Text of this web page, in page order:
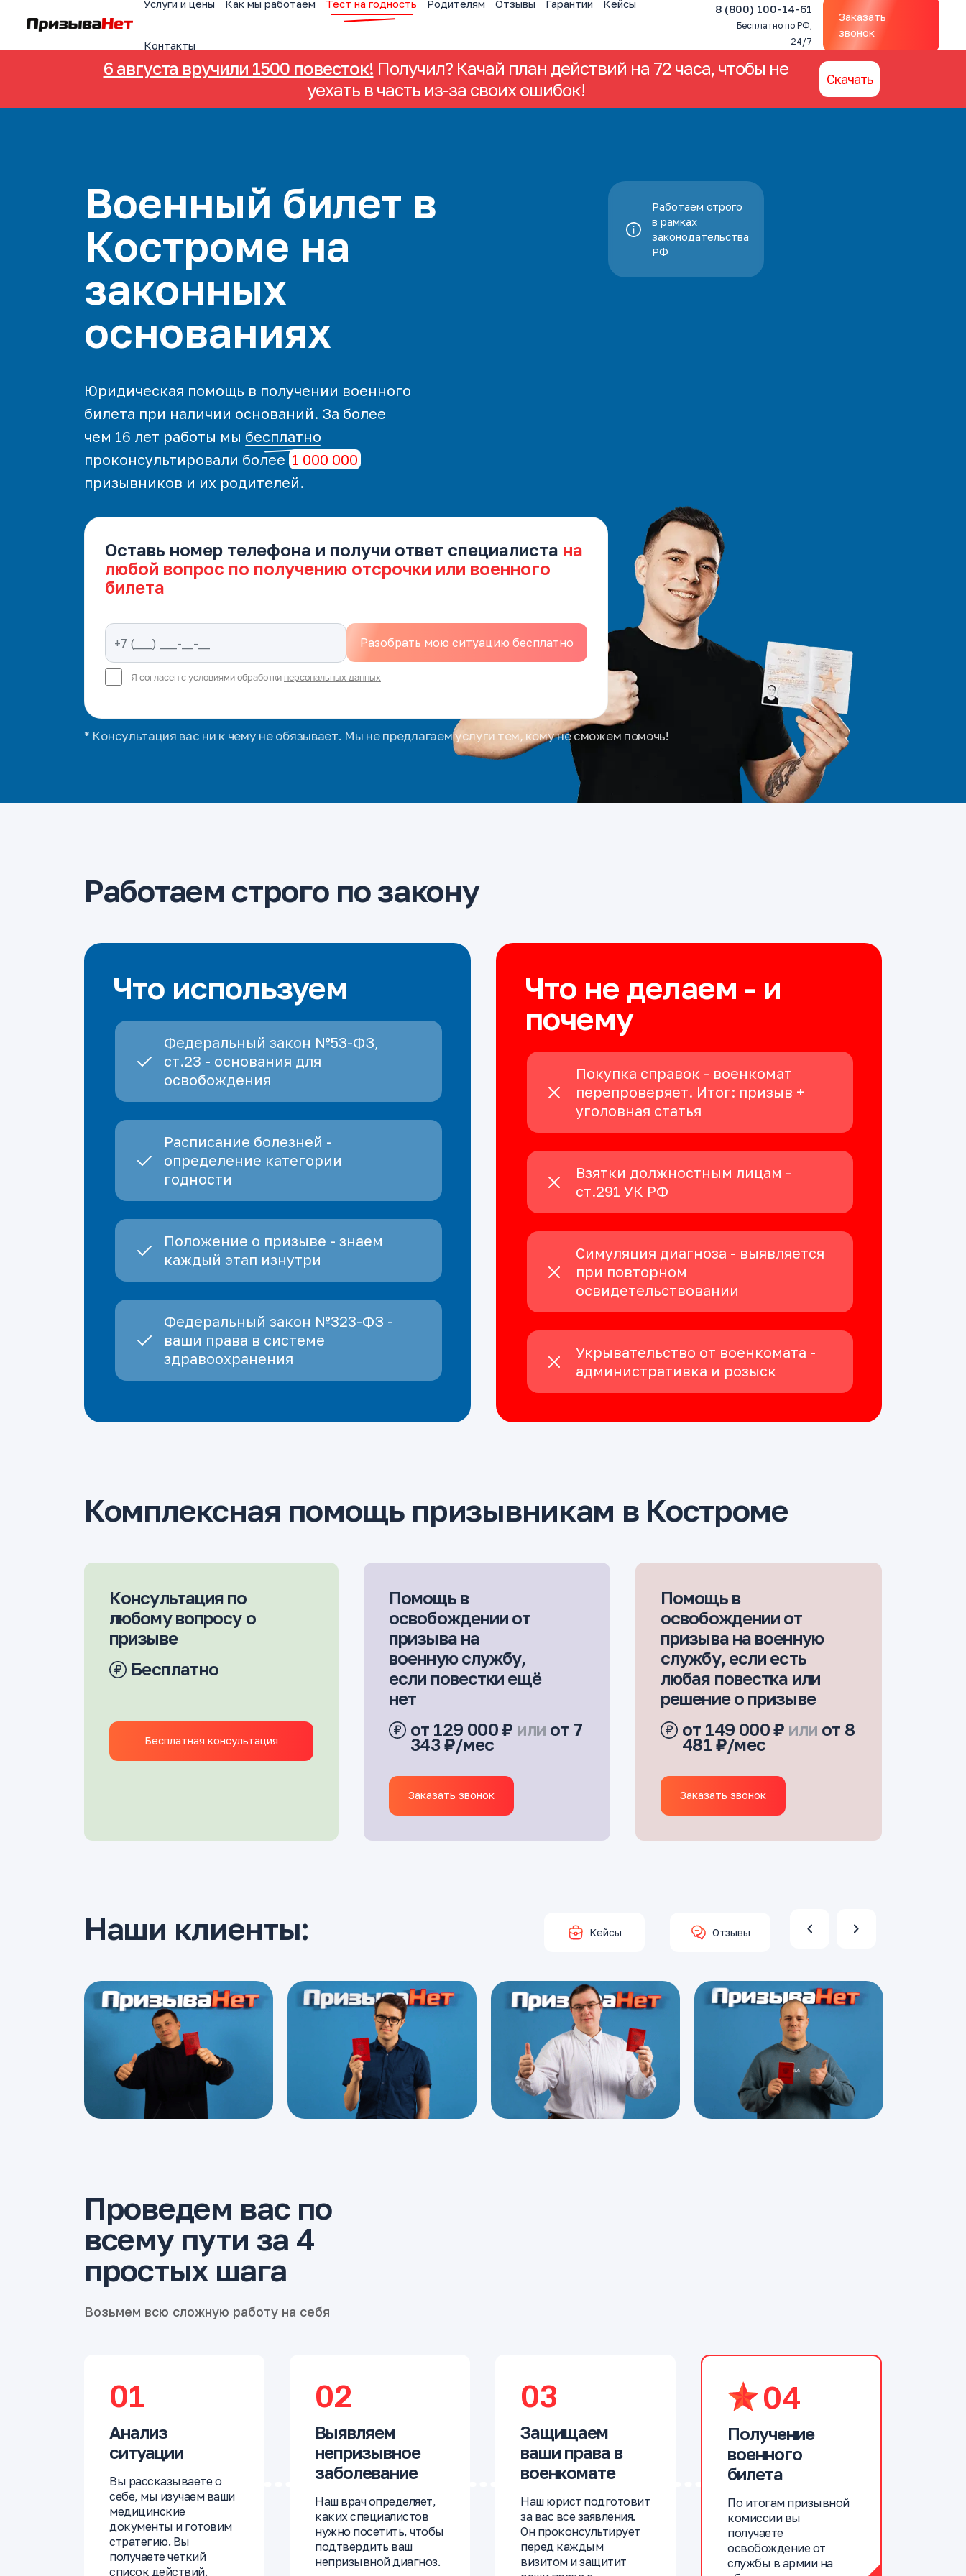
Услуги и цены Как мы работаем Тест на годность Родителям Отзывы Гарантии Кейсы
Контакты
8 (800) 100-14-61
Бесплатно по РФ,
24/7
Заказать
звонок
6 августа вручили 1500 повесток! Получил? Качай план действий на 72 часа, чтобы не
уехать в часть из-за своих ошибок!
Скачать
Военный билет в
Костроме на
законных
основаниях
Юридическая помощь в получении военного
билета при наличии оснований. За более
чем 16 лет работы мы бесплатно
проконсультировали более 1 000 000
призывников и их родителей.
Оставь номер телефона и получи ответ специалиста на
любой вопрос по получению отсрочки или военного
билета
Я согласен с условиями обработки персональных данных
Работаем строго
в рамках
законодательства
РФ
* Консультация вас ни к чему не обязывает. Мы не предлагаем услуги тем, кому не сможем помочь!
Работаем строго по закону
Что используем
Федеральный закон №53-ФЗ,
ст.23 - основания для
освобождения
Расписание болезней -
определение категории
годности
Положение о призыве - знаем
каждый этап изнутри
Федеральный закон №323-ФЗ -
ваши права в системе
здравоохранения
Что не делаем - и
почему
Покупка справок - военкомат
перепроверяет. Итог: призыв +
уголовная статья
Взятки должностным лицам -
ст.291 УК РФ
Симуляция диагноза - выявляется
при повторном
освидетельствовании
Укрывательство от военкомата -
административка и розыск
Комплексная помощь призывникам в Костроме
Консультация по
любому вопросу о
призыве
Бесплатно
Бесплатная консультация
Помощь в
освобождении от
призыва на
военную службу,
если повестки ещё
нет
от 129 000 ₽ или от 7
343 ₽/мес
Заказать звонок
Помощь в
освобождении от
призыва на военную
службу, если есть
любая повестка или
решение о призыве
от 149 000 ₽ или от 8
481 ₽/мес
Заказать звонок
Наши клиенты: Кейсы Отзывы
Проведем вас по
всему пути за 4
простых шага
Возьмем всю сложную работу на себя
01
Анализ
ситуации
Вы рассказываете о
себе, мы изучаем ваши
медицинские
документы и готовим
стратегию. Вы
получаете четкий
список действий.
02
Выявляем
непризывное
заболевание
Наш врач определяет,
каких специалистов
нужно посетить, чтобы
подтвердить ваш
непризывной диагноз.
03
Защищаем
ваши права в
военкомате
Наш юрист подготовит
за вас все заявления.
Он проконсультирует
перед каждым
визитом и защитит
04
Получение
военного
билета
По итогам призывной
комиссии вы
получаете
освобождение от
службы в армии на